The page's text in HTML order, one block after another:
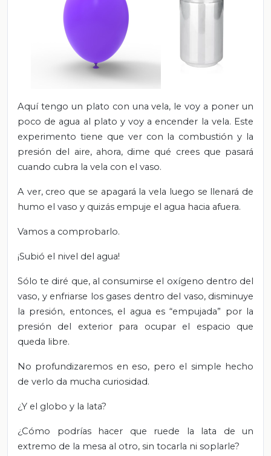
Aquí tengo un plato con una vela, le voy a poner un
poco de agua al plato y voy a encender la vela. Este
experimento tiene que ver con la combustión y la
presión del aire, ahora, dime qué crees que pasará
cuando cubra la vela con el vaso.
A ver, creo que se apagará la vela luego se llenará de
humo el vaso y quizás empuje el agua hacia afuera.
Vamos a comprobarlo.
¡Subió el nivel del agua!
Sólo te diré que, al consumirse el oxígeno dentro del
vaso, y enfriarse los gases dentro del vaso, disminuye
la presión, entonces, el agua es “empujada” por la
presión del exterior para ocupar el espacio que
queda libre.
No profundizaremos en eso, pero el simple hecho
de verlo da mucha curiosidad.
¿Y el globo y la lata?
¿Cómo podrías hacer que ruede la lata de un
extremo de la mesa al otro, sin tocarla ni soplarle?